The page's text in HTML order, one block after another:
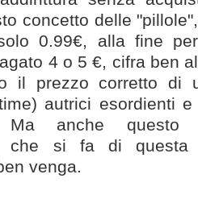
concetto delle
0.99€, alla fine
4 o 5 €, cifra ben
il prezzo corretto di
autrici esordienti
Ma anche
che si fa di
venga.